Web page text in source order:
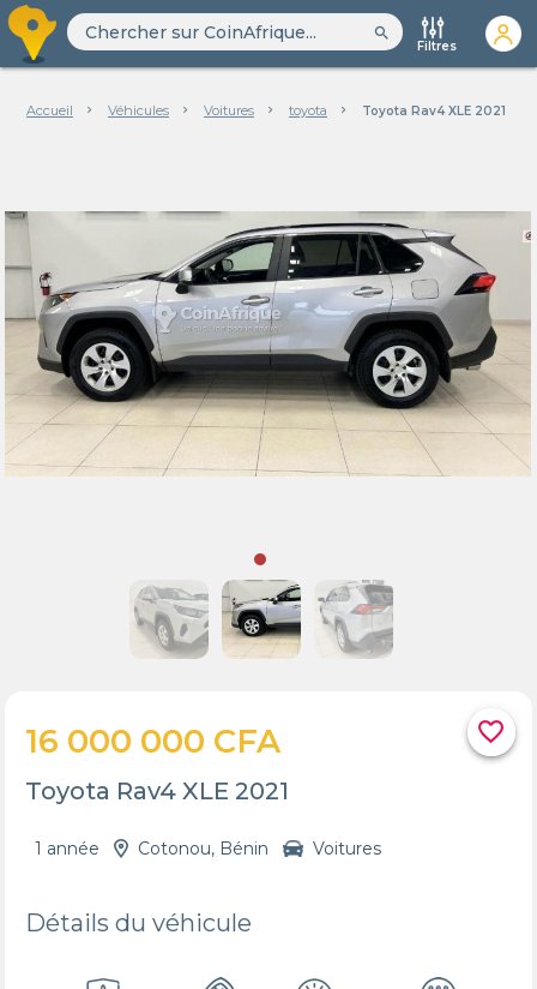
search
Filtres
Accueil Véhicules Voitures toyota Toyota Rav4 XLE 2021
favorite_border
16 000 000 CFA
Toyota Rav4 XLE 2021
1 année Cotonou, Bénin Voitures
Détails du véhicule